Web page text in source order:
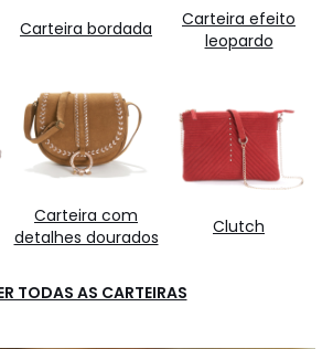
Carteira bordada
Carteira efeito
leopardo
Carteira com
detalhes dourados
Clutch
TODAS AS CARTEIRAS